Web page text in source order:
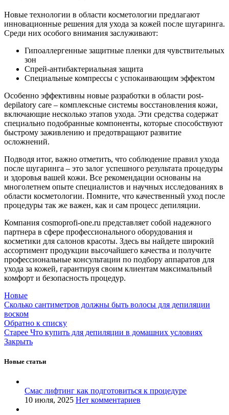
Новые технологии в области косметологии предлагают
инновационные решения для ухода за кожей после шугаринга.
Среди них особого внимания заслуживают:
Гипоаллергенные защитные пленки для чувствительных
зон
Спрей-антибактериальная защита
Специальные компрессы с успокаивающим эффектом
Особенно эффективны новые разработки в области post-
depilatory care – комплексные системы восстановления кожи,
включающие несколько этапов ухода. Эти средства содержат
специально подобранные компоненты, которые способствуют
быстрому заживлению и предотвращают развитие
осложнений.
Подводя итог, важно отметить, что соблюдение правил ухода
после шугаринга – это залог успешного результата процедуры
и здоровья вашей кожи. Все рекомендации основаны на
многолетнем опыте специалистов и научных исследованиях в
области косметологии. Помните, что качественный уход после
процедуры так же важен, как и сам процесс депиляции.
Компания cosmoprofi-one.ru представляет собой надежного
партнера в сфере профессионального оборудования и
косметики для салонов красоты. Здесь вы найдете широкий
ассортимент продукции высочайшего качества и получите
профессиональные консультации по подбору аппаратов для
ухода за кожей, гарантируя своим клиентам максимальный
комфорт и безопасность процедур.
Новые
Сколько сантиметров должны быть волосы для депиляции
воском
Обратно к списку
Старее Что купить для депиляции в домашних условиях
Закрыть
Новые статьи
Смас лифтинг как подготовиться к процедуре
10 июля, 2025 Нет комментариев